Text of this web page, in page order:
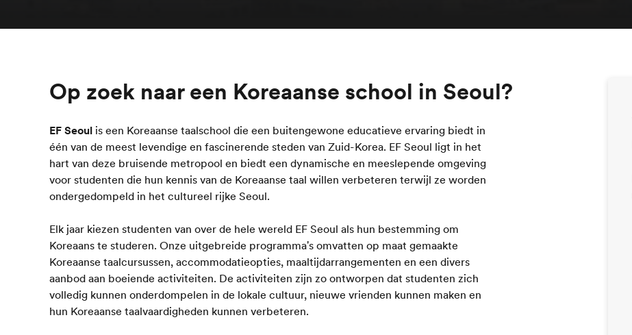
Op zoek naar een Koreaanse school in Seoul?
EF Seoul is een Koreaanse taalschool die een buitengewone educatieve ervaring biedt in
één van de meest levendige en fascinerende steden van Zuid-Korea. EF Seoul ligt in het
hart van deze bruisende metropool en biedt een dynamische en meeslepende omgeving
voor studenten die hun kennis van de Koreaanse taal willen verbeteren terwijl ze worden
ondergedompeld in het cultureel rijke Seoul.
Elk jaar kiezen studenten van over de hele wereld EF Seoul als hun bestemming om
Koreaans te studeren. Onze uitgebreide programma's omvatten op maat gemaakte
Koreaanse taalcursussen, accommodatieopties, maaltijdarrangementen en een divers
aanbod aan boeiende activiteiten. De activiteiten zijn zo ontworpen dat studenten zich
volledig kunnen onderdompelen in de lokale cultuur, nieuwe vrienden kunnen maken en
hun Koreaanse taalvaardigheden kunnen verbeteren.